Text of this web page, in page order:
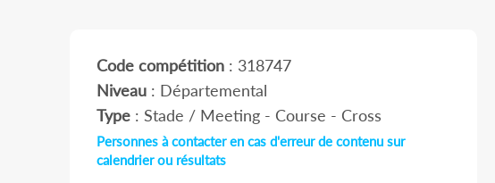
Code compétition: 318747
Niveau: Départemental
Type: Stade / Meeting - Course - Cross
Personnes à contacter en cas d'erreur de contenu sur
calendrier ou résultats